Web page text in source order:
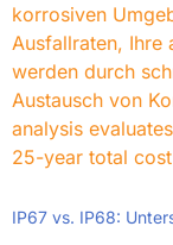
korrosiven
Ausfallraten, Ihre
werden durch
Austausch von
analysis
25-year total cost
IP67 vs. IP68: